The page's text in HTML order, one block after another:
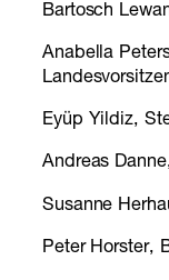
Bartosch
Anabella
Eyüp Yildiz,
Andreas
Susanne
Peter Horster,